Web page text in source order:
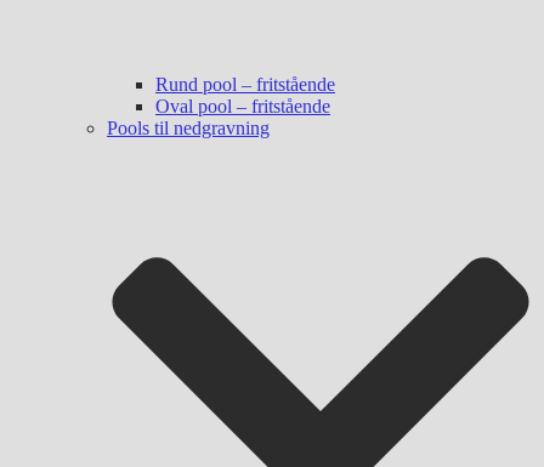
Rund pool – fritstående
Oval pool – fritstående
Pools til nedgravning